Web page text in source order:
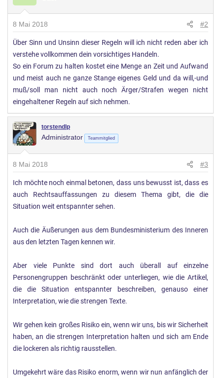
8 Mai 2018 #2
Über Sinn und Unsinn dieser Regeln will ich nicht reden aber ich
verstehe vollkommen dein vorsichtiges Handeln.
So ein Forum zu halten kostet eine Menge an Zeit und Aufwand
und meist auch ne ganze Stange eigenes Geld und da will,-und
muß/soll man nicht auch noch Ärger/Strafen wegen nicht
eingehaltener Regeln auf sich nehmen.
torstendlp
Administrator Teammitglied
8 Mai 2018 #3
Ich möchte noch einmal betonen, dass uns bewusst ist, dass es
auch Rechtsauffassungen zu diesem Thema gibt, die die
Situation weit entspannter sehen.
Auch die Äußerungen aus dem Bundesministerium des Inneren
aus den letzten Tagen kennen wir.
Aber viele Punkte sind dort auch überall auf einzelne
Personengruppen beschränkt oder unterliegen, wie die Artikel,
die die Situation entspannter beschreiben, genauso einer
Interpretation, wie die strengen Texte.
Wir gehen kein großes Risiko ein, wenn wir uns, bis wir Sicherheit
haben, an die strengen Interpretation halten und sich am Ende
die lockeren als richtig rausstellen.
Umgekehrt wäre das Risiko enorm, wenn wir nun anfänglich der